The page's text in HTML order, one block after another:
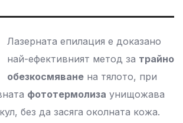
Лазерната епилация е доказано
най-ефективният метод за трайно
обезкосмяване на тялото, при
фототермолиза унищожава
без да засяга околната кожа.